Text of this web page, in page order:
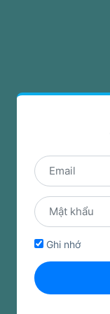
Ghi nhớ